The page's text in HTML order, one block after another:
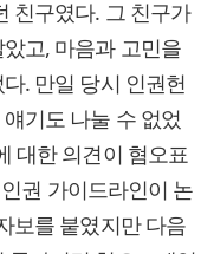
친구였다. 그 친구가
고, 마음과 고민을
. 만일 당시 인권헌
기도 나눌 수 없었
대한 의견이 혐오표
권 가이드라인이 논
보를 붙였지만 다음